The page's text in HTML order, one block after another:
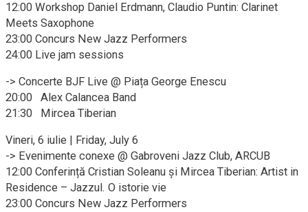
12:00 Workshop Daniel Erdmann, Claudio Puntin: Clarinet
Meets Saxophone
23:00 Concurs New Jazz Performers
24:00 Live jam sessions
-> Concerte BJF Live @ Piața George Enescu
20:00 Alex Calancea Band
21:30 Mircea Tiberian
Vineri, 6 iulie | Friday, July 6
-> Evenimente conexe @ Gabroveni Jazz Club, ARCUB
12:00 Conferință Cristian Soleanu și Mircea Tiberian: Artist in
Residence – Jazzul. O istorie vie
23:00 Concurs New Jazz Performers